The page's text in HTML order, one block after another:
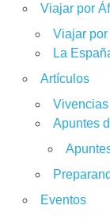
Viajar por
Viajar
La
Artículos
Apuntes
Eventos